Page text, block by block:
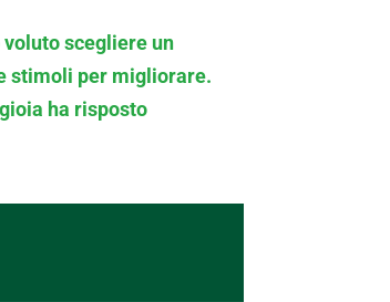
scegliere un
stimoli per migliorare.
ha risposto